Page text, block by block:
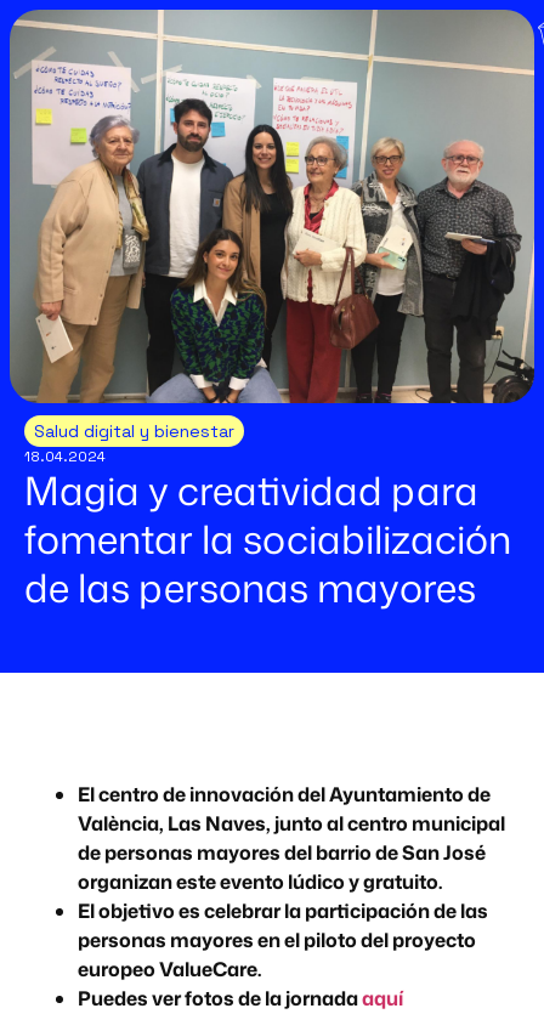
Salud digital y bienestar
18.04.2024
Magia y creatividad para
fomentar la sociabilización
de las personas mayores
El centro de innovación del Ayuntamiento de
València, Las Naves, junto al centro municipal
de personas mayores del barrio de San José
organizan este evento lúdico y gratuito.
El objetivo es celebrar la participación de las
personas mayores en el piloto del proyecto
europeo ValueCare.
Puedes ver fotos de la jornadaaquí